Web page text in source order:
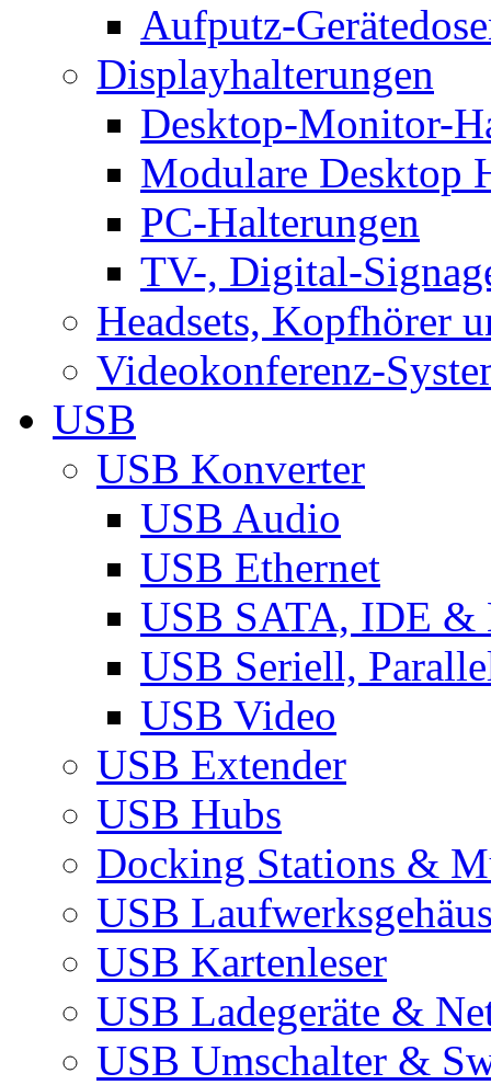
Aufputz-
Displayhalterungen
Desktop-Monitor-
Modulare Desktop
PC-Halterungen
TV-, Digital-
Headsets, Kopfhörer
Videokonferenz-
USB
USB Konverter
USB Audio
USB Ethernet
USB SATA, IDE &
USB Seriell,
USB Video
USB Extender
USB Hubs
Docking Stations &
USB
USB Kartenleser
USB Ladegeräte &
USB Umschalter &